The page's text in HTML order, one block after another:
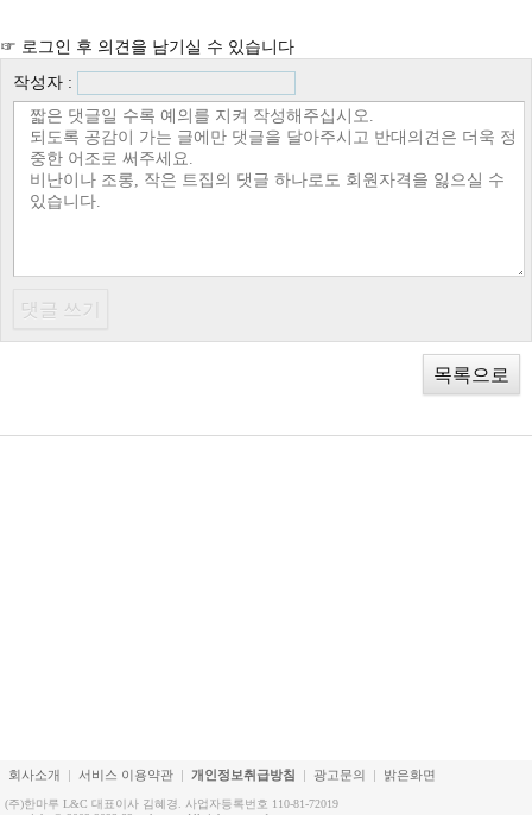
☞ 로그인 후 의견을 남기실 수 있습니다
작성자 :
목록으로
회사소개 서비스 이용약관 개인정보취급방침 광고문의 밝은화면
(주)한마루 L&C 대표이사 김혜경. 사업자등록번호 110-81-72019